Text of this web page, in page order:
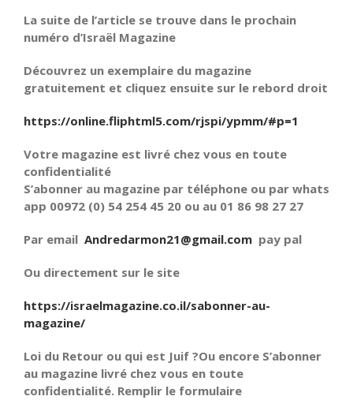
La suite de l’article se trouve dans le prochain
numéro d’Israël Magazine
Découvrez un exemplaire du magazine
gratuitement et cliquez ensuite sur le rebord droit
https://online.fliphtml5.com/rjspi/ypmm/#p=1
Votre magazine est livré chez vous en toute
confidentialité
S’abonner au magazine par téléphone ou par whats
app 00972 (0) 54 254 45 20 ou au 01 86 98 27 27
Par email Andredarmon21@gmail.com pay pal
Ou directement sur le site
https://israelmagazine.co.il/sabonner-au-
magazine/
Loi du Retour ou qui est Juif ?Ou encore S’abonner
au magazine livré chez vous en toute
confidentialité. Remplir le formulaire